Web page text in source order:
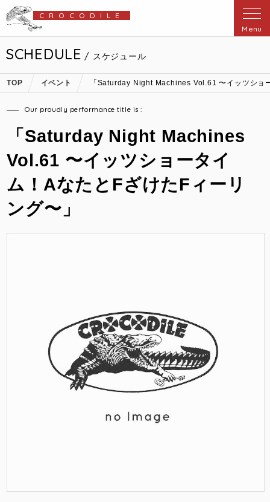
CROCODILE
Menu
SCHEDULE / スケジュール
TOP イベント 「Saturday Night Machines Vol.61 〜イッツショ
Our proudly performance title is :
「Saturday Night Machines
Vol.61 〜イッツショータイ
ム！AなたとFざけたFィーリ
ング〜」